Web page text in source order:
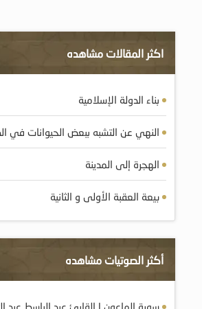
اكثر المقالات مشاهده
بناء الدولة الإسلامية
النهي عن التشبه ببعض الحيوانات في
الهجرة إلى المدينة
بيعة العقبة الأولى و الثانية
أكثر الصوتيات مشاهده
سورة الماعون | القارئ عبد الباسط عبد